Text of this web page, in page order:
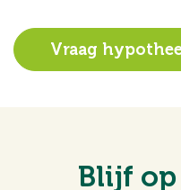
Vraag
Blijf